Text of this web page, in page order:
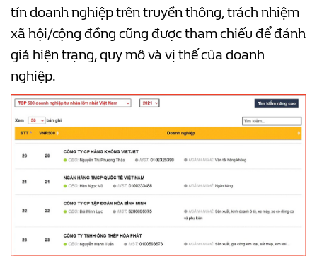
tín doanh nghiệp trên truyền thông, trách nhiệm
xã hội/cộng đồng cũng được tham chiếu để đánh
giá hiện trạng, quy mô và vị thế của doanh
nghiệp.